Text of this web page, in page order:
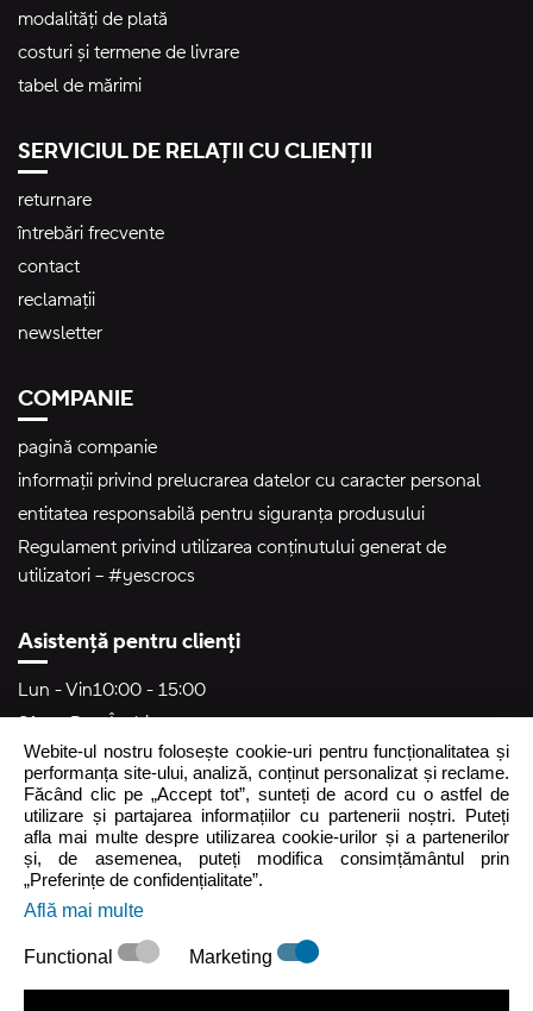
modalități de plată
costuri și termene de livrare
tabel de mărimi
SERVICIUL DE RELAȚII CU CLIENȚII
returnare
întrebări frecvente
contact
reclamații
newsletter
COMPANIE
pagină companie
informații privind prelucrarea datelor cu caracter personal
entitatea responsabilă pentru siguranța produsului
Regulament privind utilizarea conținutului generat de
utilizatori – #yescrocs
Asistență pentru clienți
Lun - Vin10:00 - 15:00
Sâm - DumÎnchis
crocs.ro@intersocks.pl
40
Webite-ul nostru folosește cookie-uri pentru funcționalitatea și
performanța site-ului, analiză, conținut personalizat și reclame.
Făcând clic pe „Accept tot”, sunteți de acord cu o astfel de
utilizare și partajarea informațiilor cu partenerii noștri. Puteți
afla mai multe despre utilizarea cookie-urilor și a partenerilor
și, de asemenea, puteți modifica consimțământul prin
„Preferințe de confidențialitate”.
Află mai multe
Functional Marketing